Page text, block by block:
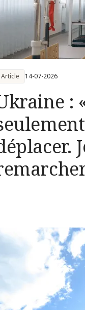
:
Article 14-07-2026